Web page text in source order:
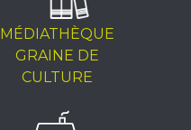
MÉDIATHÈQUE
GRAINE DE
CULTURE